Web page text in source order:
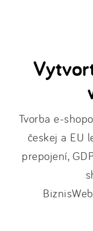
Tvorba e-
českej a EU
prepojení,